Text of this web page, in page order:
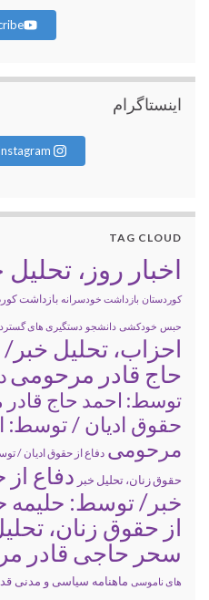
اینستاگرام
TAG CLOUD
اخبار روز، تحلیل
کوردستان بازداشت خودسرانه بازداشت
حبس خودکشی دانشجو دستگیری های
احزاب، تحلیل
حاج قادر مرحومی
توسط: احمد حاج
حقوق ادیان / توسط:
مرحومی دفاع از حقوق ادیان /
حقوق زنان، تحلیل خبر دفاع
خبر/ توسط:
از حقوق زنان،
سحر حاجی قادر
های ناموسی ماهنامه سیاسی و مدنی